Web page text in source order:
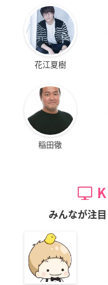
花江夏樹
稲田徹
みんなが注